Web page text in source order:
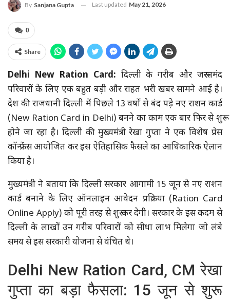
By Sanjana Gupta Last updated May 21, 2026
0
Share
Delhi New Ration Card: दिल्ली के गरीब और जरूरतमंद
परिवारों के लिए एक बहुत बड़ी और राहत भरी खबर सामने आई है।
देश की राजधानी दिल्ली में पिछले 13 वर्षों से बंद पड़े नए राशन कार्ड
(New Ration Card in Delhi) बनने का काम एक बार फिर से शुरू
होने जा रहा है। दिल्ली की मुख्यमंत्री रेखा गुप्ता ने एक विशेष प्रेस
कॉन्फ्रेंस आयोजित कर इस ऐतिहासिक फैसले का आधिकारिक ऐलान
किया है।
मुख्यमंत्री ने बताया कि दिल्ली सरकार आगामी 15 जून से नए राशन
कार्ड बनाने के लिए ऑनलाइन आवेदन प्रक्रिया (Ration Card
Online Apply) को पूरी तरह से शुरू कर देगी। सरकार के इस कदम से
दिल्ली के लाखों उन गरीब परिवारों को सीधा लाभ मिलेगा जो लंबे
समय से इस सरकारी योजना से वंचित थे।
Delhi New Ration Card, CM रेखा
गुप्ता का बड़ा फैसला: 15 जून से शुरू